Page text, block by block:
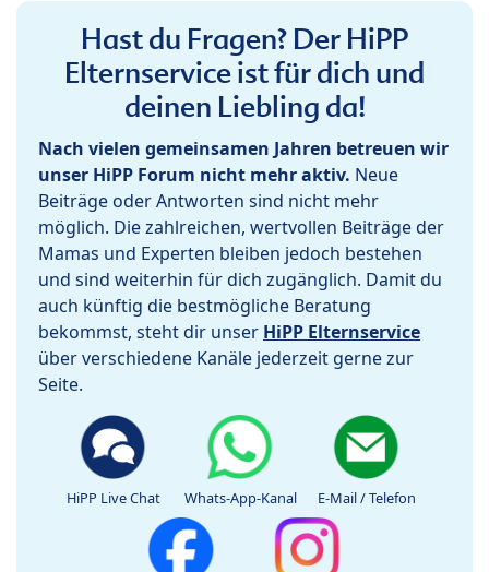
Hast du Fragen? Der HiPP
Elternservice ist für dich und
deinen Liebling da!
Nach vielen gemeinsamen Jahren betreuen wir
unser HiPP Forum nicht mehr aktiv. Neue
Beiträge oder Antworten sind nicht mehr
möglich. Die zahlreichen, wertvollen Beiträge der
Mamas und Experten bleiben jedoch bestehen
und sind weiterhin für dich zugänglich. Damit du
auch künftig die bestmögliche Beratung
bekommst, steht dir unser HiPP Elternservice
über verschiedene Kanäle jederzeit gerne zur
Seite.
HiPP Live Chat Whats-App-Kanal E-Mail / Telefon